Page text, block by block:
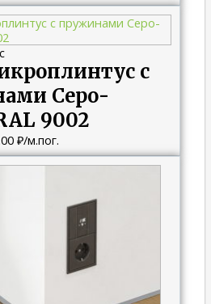
с
Серо-
9002
₽
Диапазон
цен:
440.00 ₽
524.00 ₽
/м.пог.
Диапазон